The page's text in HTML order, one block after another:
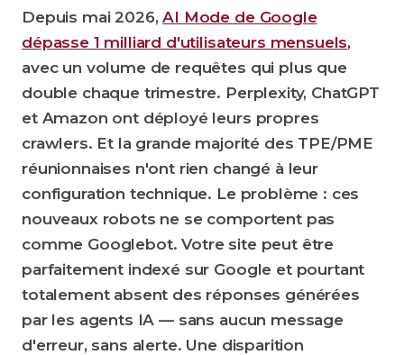
Depuis mai 2026,AI Mode de Google
dépasse 1 milliard d'utilisateurs mensuels,
avec un volume de requêtes qui plus que
double chaque trimestre. Perplexity, ChatGPT
et Amazon ont déployé leurs propres
crawlers. Et la grande majorité des TPE/PME
réunionnaises n'ont rien changé à leur
configuration technique. Le problème : ces
nouveaux robots ne se comportent pas
comme Googlebot. Votre site peut être
parfaitement indexé sur Google et pourtant
totalement absent des réponses générées
par les agents IA — sans aucun message
d'erreur, sans alerte. Une disparition